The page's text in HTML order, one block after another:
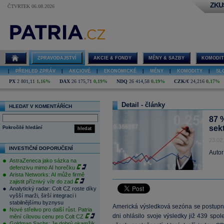
ČTVRTEK 06.08.2026
ZPRAVODAJSTVÍ AKCIE & FONDY MĚNY & SAZBY
PŘEHLED ZPRÁV AKCIOVÉ EKONOMICKÉ MĚNY KOMODITY
PX 2 801,11 1,16% DAX 26 175,71 0,19% NDQ 26 414,58 0,19% CZK/€ 24,216 0,17%
HLEDAT V KOMENTÁŘÍCH
hledat
Pokročilé hledání
INVESTIČNÍ DOPORUČENÍ
AstraZeneca jako sázka na
defenzivu mimo AI horečku
Arista Networks: AI může firmě
zajistit příznivý vítr do zad
Analytický radar: Colt CZ roste díky
vyšší marži, širší integraci i
stabilnějšímu byznysu
Nové střelivo pro další růst. Patria
mění cílovou cenu pro Colt CZ
Detail - články
87
Americká výsledková sezóna se
dni ohlásilo svoje výsledky již 439